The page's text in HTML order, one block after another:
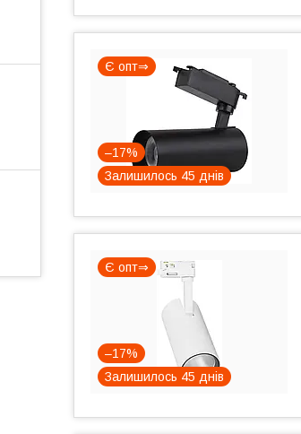
Є опт⇒
–17%
Залишилось 45 днів
Є опт⇒
–17%
Залишилось 45 днів